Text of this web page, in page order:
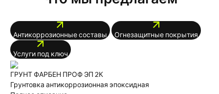
Антикоррозионные составы Огнезащитные покрытия
Услуги под ключ
ГРУНТ ФАРБЕН ПРОФ ЭП 2К
Грунтовка антикоррозионная эпоксидная